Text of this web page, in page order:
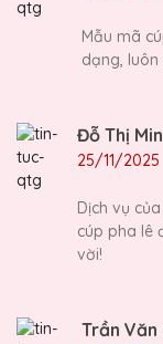
Mẫu mã
dạng,
Đỗ Thị
25/11/2025
Dịch vụ
cúp pha lê
vời!
Trần Văn